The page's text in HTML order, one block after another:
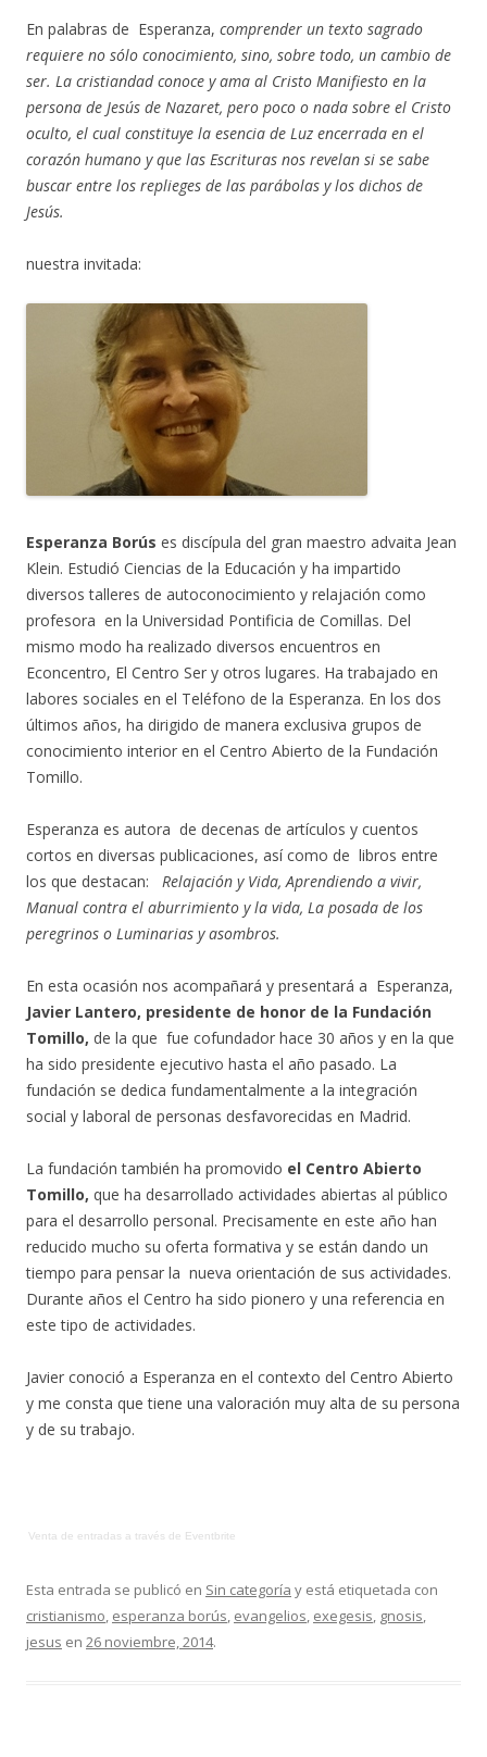
En palabras de Esperanza, comprender un texto sagrado
requiere no sólo conocimiento, sino, sobre todo, un cambio de
ser. La cristiandad conoce y ama al Cristo Manifiesto en la
persona de Jesús de Nazaret, pero poco o nada sobre el Cristo
oculto, el cual constituye la esencia de Luz encerrada en el
corazón humano y que las Escrituras nos revelan si se sabe
buscar entre los replieges de las parábolas y los dichos de
Jesús.
nuestra invitada:
Esperanza Borús es discípula del gran maestro advaita Jean
Klein. Estudió Ciencias de la Educación y ha impartido
diversos talleres de autoconocimiento y relajación como
profesora en la Universidad Pontificia de Comillas. Del
mismo modo ha realizado diversos encuentros en
Econcentro, El Centro Ser y otros lugares. Ha trabajado en
labores sociales en el Teléfono de la Esperanza. En los dos
últimos años, ha dirigido de manera exclusiva grupos de
conocimiento interior en el Centro Abierto de la Fundación
Tomillo.
Esperanza es autora de decenas de artículos y cuentos
cortos en diversas publicaciones, así como de libros entre
los que destacan: Relajación y Vida, Aprendiendo a vivir,
Manual contra el aburrimiento y la vida, La posada de los
peregrinos o Luminarias y asombros.
En esta ocasión nos acompañará y presentará a Esperanza,
Javier Lantero, presidente de honor de la Fundación
Tomillo, de la que fue cofundador hace 30 años y en la que
ha sido presidente ejecutivo hasta el año pasado. La
fundación se dedica fundamentalmente a la integración
social y laboral de personas desfavorecidas en Madrid.
La fundación también ha promovido el Centro Abierto
Tomillo, que ha desarrollado actividades abiertas al público
para el desarrollo personal. Precisamente en este año han
reducido mucho su oferta formativa y se están dando un
tiempo para pensar la nueva orientación de sus actividades.
Durante años el Centro ha sido pionero y una referencia en
este tipo de actividades.
Javier conoció a Esperanza en el contexto del Centro Abierto
y me consta que tiene una valoración muy alta de su persona
y de su trabajo.
Venta de entradas a través de Eventbrite
Esta entrada se publicó en Sin categoría y está etiquetada con
cristianismo, esperanza borús, evangelios, exegesis, gnosis,
jesus en 26 noviembre, 2014.